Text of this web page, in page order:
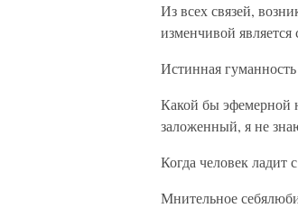
Из всех связей,
изменчивой
Истинная
Какой бы эфемерной
заложенный, я не
Когда человек ладит
Мнительное